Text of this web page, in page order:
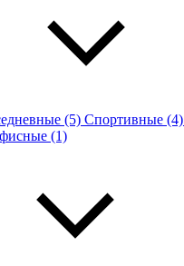
(5) Спортивные (4)
(1)